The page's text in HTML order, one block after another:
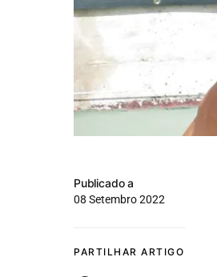
Publicado a
08 Setembro 2022
PARTILHAR ARTIGO